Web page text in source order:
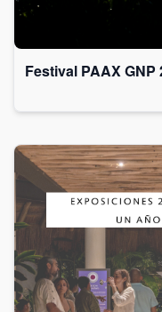
Festival PAAX